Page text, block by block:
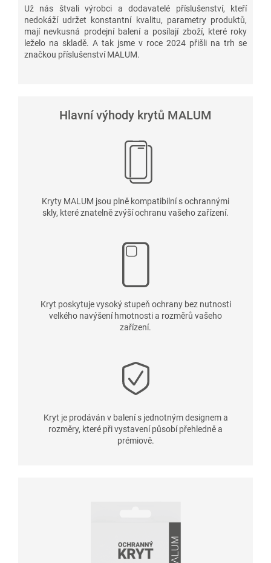
Už nás štvali výrobci a dodavatelé příslušenství, kteří
nedokáží udržet konstantní kvalitu, parametry produktů,
mají nevkusná prodejní balení a posílají zboží, které roky
leželo na skladě. A tak jsme v roce 2024 přišli na trh se
značkou příslušenství MALUM.
Hlavní výhody krytů MALUM
Kryty MALUM jsou plně kompatibilní s ochrannými
skly, které znatelně zvýší ochranu vašeho zařízení.
Kryt poskytuje vysoký stupeň ochrany bez nutnosti
velkého navýšení hmotnosti a rozměrů vašeho
zařízení.
Kryt je prodáván v balení s jednotným designem a
rozměry, které při vystavení působí přehledně a
prémiově.